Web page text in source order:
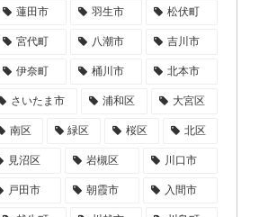
蓮田市 羽生市 松伏町
宮代町 八潮市 吉川市
伊奈町 桶川市 北本市
さいたま市 浦和区 大宮区
南区 緑区 桜区 北区
見沼区 岩槻区 川口市
戸田市 朝霞市 入間市